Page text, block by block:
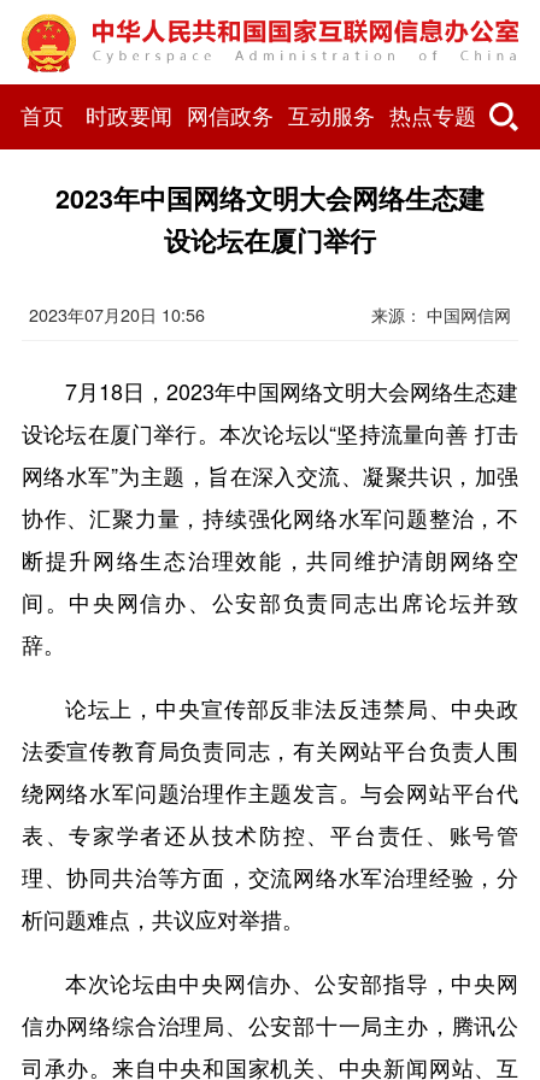
首页 时政要闻 网信政务 互动服务 热点专题
2023年中国网络文明大会网络生态建
设论坛在厦门举行
2023年07月20日 10:56 来源： 中国网信网
7月18日，2023年中国网络文明大会网络生态建
设论坛在厦门举行。本次论坛以“坚持流量向善 打击
网络水军”为主题，旨在深入交流、凝聚共识，加强
协作、汇聚力量，持续强化网络水军问题整治，不
断提升网络生态治理效能，共同维护清朗网络空
间。中央网信办、公安部负责同志出席论坛并致
辞。
论坛上，中央宣传部反非法反违禁局、中央政
法委宣传教育局负责同志，有关网站平台负责人围
绕网络水军问题治理作主题发言。与会网站平台代
表、专家学者还从技术防控、平台责任、账号管
理、协同共治等方面，交流网络水军治理经验，分
析问题难点，共议应对举措。
本次论坛由中央网信办、公安部指导，中央网
信办网络综合治理局、公安部十一局主办，腾讯公
司承办。来自中央和国家机关、中央新闻网站、互